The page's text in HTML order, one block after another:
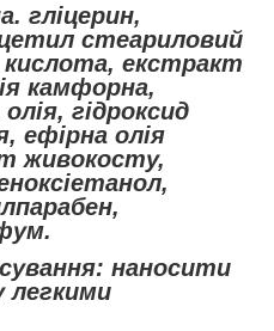
гліцерин,
стеариловий
екстракт
камфорна,
гідроксид
ефірна олія
живокосту,
наносити
легкими